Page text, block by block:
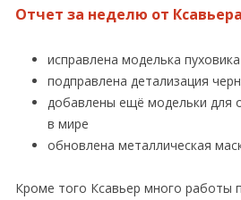
Отчет за неделю от Ксавьера
исправлена моделька
подправлена детализация
добавлены ещё модельки для
в мире
обновлена металлическая
Кроме того Ксавьер много работы